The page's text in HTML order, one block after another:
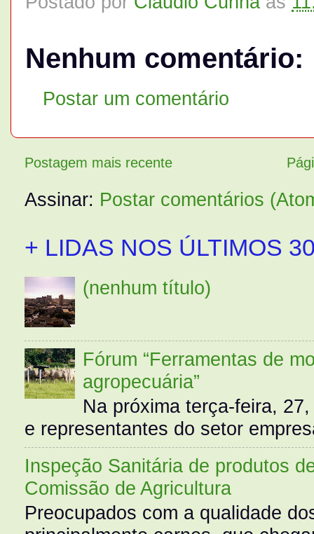
Nenhum comentário:
Postar um comentário
Postagem mais recente
Assinar: Postar comentários
+ LIDAS NOS ÚLTIMOS
(nenhum título)
Fórum “Ferramentas de
agropecuária”
Na próxima terça-feira,
e representantes do setor
Inspeção Sanitária de produtos
Comissão de Agricultura
Preocupados com a qualidade